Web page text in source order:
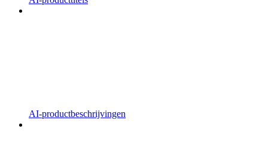
AI-productbeschrijvingen